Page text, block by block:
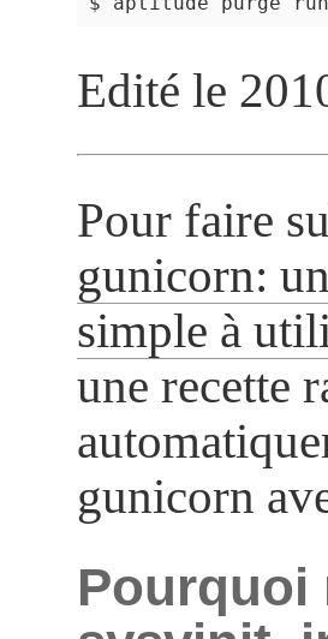
Edité le
Pour faire
gunicorn:
simple à
une recette
gunicorn
Pourquoi